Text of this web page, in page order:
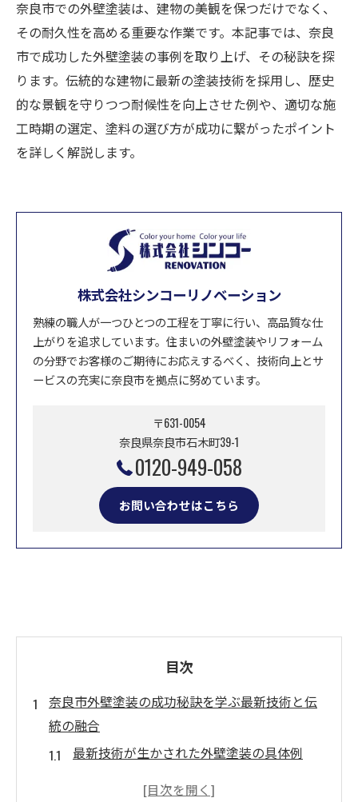
奈良市での外壁塗装は、建物の美観を保つだけでなく、
その耐久性を高める重要な作業です。本記事では、奈良
市で成功した外壁塗装の事例を取り上げ、その秘訣を探
ります。伝統的な建物に最新の塗装技術を採用し、歴史
的な景観を守りつつ耐候性を向上させた例や、適切な施
工時期の選定、塗料の選び方が成功に繋がったポイント
を詳しく解説します。
株式会社シンコーリノベーション
熟練の職人が一つひとつの工程を丁寧に行い、高品質な仕
上がりを追求しています。住まいの外壁塗装やリフォーム
の分野でお客様のご期待にお応えするべく、技術向上とサ
ービスの充実に奈良市を拠点に努めています。
〒631-0054
奈良県奈良市石木町39-1
0120-949-058
お問い合わせはこちら
目次
奈良市外壁塗装の成功秘訣を学ぶ最新技術と伝
統の融合
最新技術が生かされた外壁塗装の具体例
伝統的な建物に適した塗装技術とは